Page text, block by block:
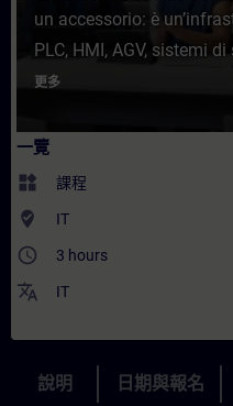
un accessorio: è
PLC, HMI, AGV, sistemi
更多
一覽
widgets 課程
where_to_vote IT
access_time 3 hours
translate IT
說明 日期與報名